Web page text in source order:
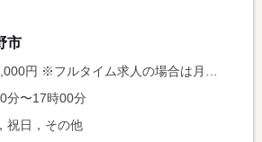
市
人の場合は月額（換算額）、パート求人の場合は時間額を表示しています。
分〜17時00分
祝日，その他